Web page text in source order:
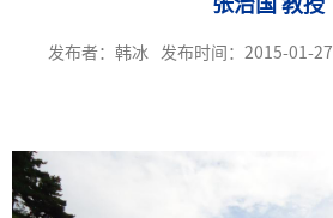
发布者：韩冰 发布时间：2015-01-27